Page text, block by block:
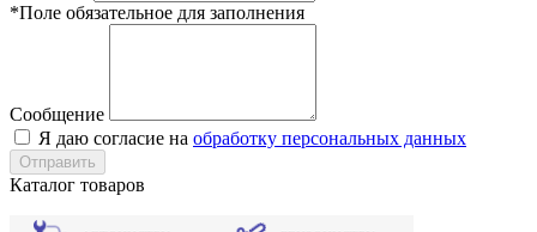
*Поле обязательное для заполнения
Сообщение
Я даю согласие на обработку персональных данных
Каталог товаров